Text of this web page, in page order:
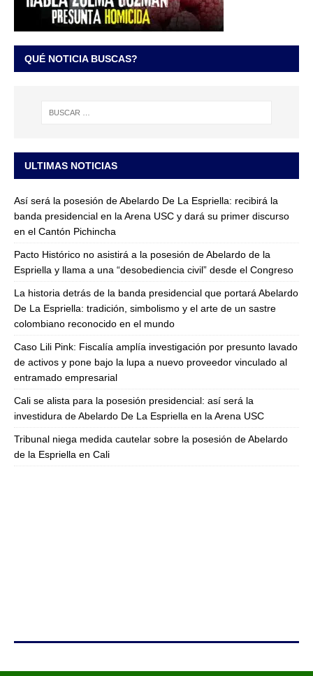
QUÉ NOTICIA BUSCAS?
ULTIMAS NOTICIAS
Así será la posesión de Abelardo De La Espriella: recibirá la
banda presidencial en la Arena USC y dará su primer discurso
en el Cantón Pichincha
Pacto Histórico no asistirá a la posesión de Abelardo de la
Espriella y llama a una “desobediencia civil” desde el Congreso
La historia detrás de la banda presidencial que portará Abelardo
De La Espriella: tradición, simbolismo y el arte de un sastre
colombiano reconocido en el mundo
Caso Lili Pink: Fiscalía amplía investigación por presunto lavado
de activos y pone bajo la lupa a nuevo proveedor vinculado al
entramado empresarial
Cali se alista para la posesión presidencial: así será la
investidura de Abelardo De La Espriella en la Arena USC
Tribunal niega medida cautelar sobre la posesión de Abelardo
de la Espriella en Cali